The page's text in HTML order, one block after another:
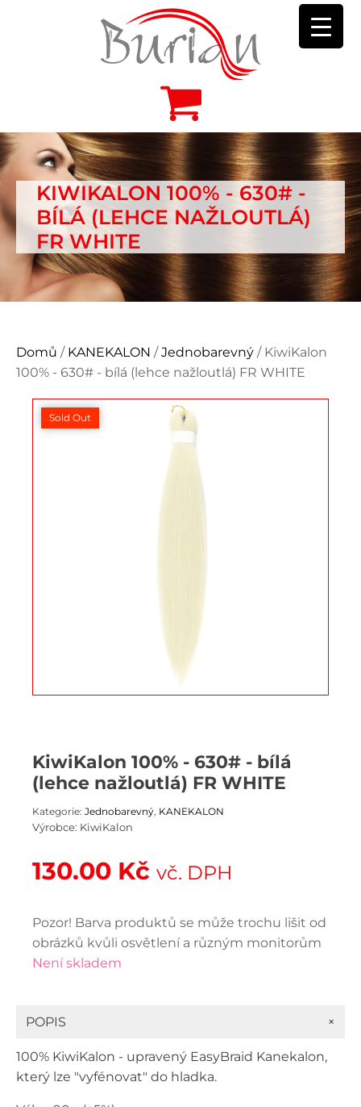
KIWIKALON 100% - 630# -
BÍLÁ (LEHCE NAŽLOUTLÁ)
FR WHITE
Domů / KANEKALON /Jednobarevný / KiwiKalon
100% - 630# - bílá (lehce nažloutlá) FR WHITE
Sold Out
KiwiKalon 100% - 630# - bílá
(lehce nažloutlá) FR WHITE
Kategorie: Jednobarevný KANEKALON
Výrobce: KiwiKalon
130.00 Kč vč. DPH
Pozor! Barva produktů se může trochu lišit od
obrázků kvůli osvětlení a různým monitorům
Není skladem
POPIS +
100% KiwiKalon - upravený EasyBraid Kanekalon,
který lze "vyfénovat" do hladka.